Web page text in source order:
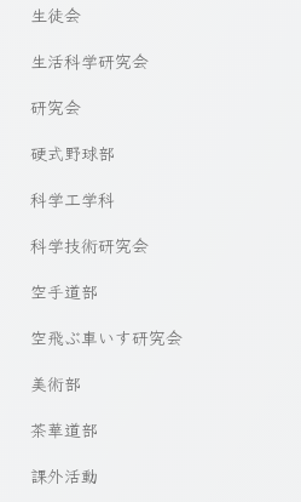
生徒会
生活科学研究会
研究会
硬式野球部
科学工学科
科学技術研究会
空手道部
空飛ぶ車いす研究会
美術部
茶華道部
課外活動